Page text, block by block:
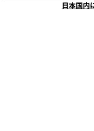
日本国内